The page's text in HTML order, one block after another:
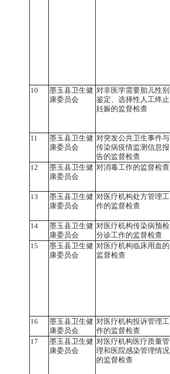
10
墨玉县卫生健
康委员会
对非医学需要胎儿性别
鉴定、选择性人工终止
妊娠的监督检查
11
墨玉县卫生健
康委员会
对突发公共卫生事件与
传染病疫情监测信息报
告的监督检查
12
墨玉县卫生健
康委员会
对消毒工作的监督检查
13
墨玉县卫生健
康委员会
对医疗机构处方管理工
作的监督检查
14
墨玉县卫生健
康委员会
对医疗机构传染病预检
分诊工作的监督检查
15
墨玉县卫生健
康委员会
对医疗机构临床用血的
监督检查
16
墨玉县卫生健
康委员会
对医疗机构投诉管理工
作的监督检查
17
墨玉县卫生健
康委员会
对医疗机构医疗质量管
理和医院感染管理情况
的监督检查